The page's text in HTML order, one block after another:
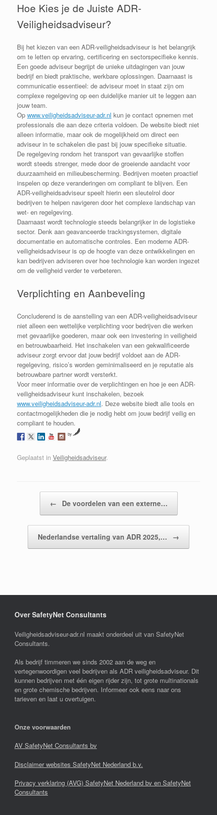
Hoe Kies je de Juiste ADR-
Veiligheidsadviseur?
Bij het kiezen van een ADR-veiligheidsadviseur is het belangrijk
om te letten op ervaring, certificering en sectorspecifieke kennis.
Een goede adviseur begrijpt de unieke uitdagingen van jouw
bedrijf en biedt praktische, werkbare oplossingen. Daarnaast is
communicatie essentieel: de adviseur moet in staat zijn om
complexe regelgeving op een duidelijke manier uit te leggen aan
jouw team.
Op www.veiligheidsadviseur-adr.nl kun je contact opnemen met
professionals die aan deze criteria voldoen. De website biedt niet
alleen informatie, maar ook de mogelijkheid om direct een
adviseur in te schakelen die past bij jouw specifieke situatie.
De regelgeving rondom het transport van gevaarlijke stoffen
wordt steeds strenger, mede door de groeiende aandacht voor
duurzaamheid en milieubescherming. Bedrijven moeten proactief
inspelen op deze veranderingen om compliant te blijven. Een
ADR-veiligheidsadviseur speelt hierin een sleutelrol door
bedrijven te helpen navigeren door het complexe landschap van
wet- en regelgeving.
Daarnaast wordt technologie steeds belangrijker in de logistieke
sector. Denk aan geavanceerde trackingsystemen, digitale
documentatie en automatische controles. Een moderne ADR-
veiligheidsadviseur is op de hoogte van deze ontwikkelingen en
kan bedrijven adviseren over hoe technologie kan worden ingezet
om de veiligheid verder te verbeteren.
Verplichting en Aanbeveling
Concluderend is de aanstelling van een ADR-veiligheidsadviseur
niet alleen een wettelijke verplichting voor bedrijven die werken
met gevaarlijke goederen, maar ook een investering in veiligheid
en betrouwbaarheid. Het inschakelen van een gekwalificeerde
adviseur zorgt ervoor dat jouw bedrijf voldoet aan de ADR-
regelgeving, risico’s worden geminimaliseerd en je reputatie als
betrouwbare partner wordt versterkt.
Voor meer informatie over de verplichtingen en hoe je een ADR-
veiligheidsadviseur kunt inschakelen, bezoek
www.veiligheidsadviseur-adr.nl. Deze website biedt alle tools en
contactmogelijkheden die je nodig hebt om jouw bedrijf veilig en
compliant te houden.
by
Geplaatst in Veiligheidsadviseur.
← De voordelen van een externe…
Nederlandse vertaling van ADR 2025,… →
Over SafetyNet Consultants
Veiligheidsadviseur-adr.nl maakt onderdeel uit van SafetyNet
Consultants.
Als bedrijf timmeren we sinds 2002 aan de weg en
vertegenwoordigen veel bedrijven als ADR veiligheidsadviseur. Dit
kunnen bedrijven met één eigen rijder zijn, tot grote multinationals
en grote chemische bedrijven. Informeer ook eens naar ons
tarieven en laat u overtuigen.
Onze voorwaarden
AV SafetyNet Consultants bv
Disclaimer websites SafetyNet Nederland b.v.
Privacy verklaring (AVG) SafetyNet Nederland bv en SafetyNet
Consultants